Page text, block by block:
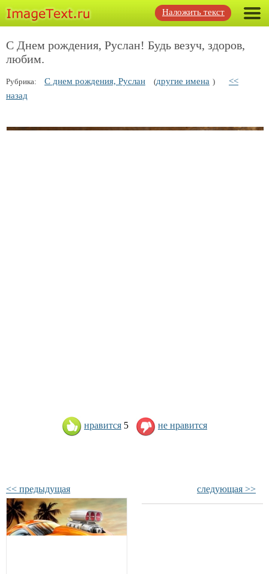
Наложить текст
C Днем рождения, Руслан! Будь везуч, здоров,
любим.
Рубрика: С днем рождения, Руслан (другие имена )
<<
назад
нравится 5 не нравится
<< предыдущая следующая >>